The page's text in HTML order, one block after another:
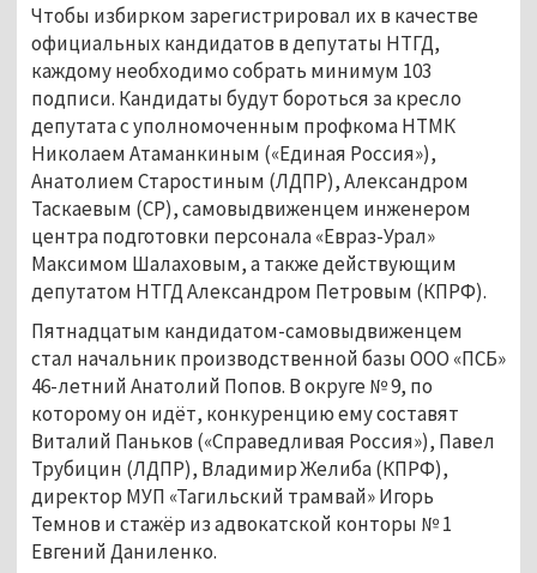
Чтобы избирком зарегистрировал их в качестве
официальных кандидатов в депутаты НТГД,
каждому необходимо собрать минимум 103
подписи. Кандидаты будут бороться за кресло
депутата с уполномоченным профкома НТМК
Николаем Атаманкиным («Единая Россия»),
Анатолием Старостиным (ЛДПР), Александром
Таскаевым (СР), самовыдвиженцем инженером
центра подготовки персонала «Евраз-Урал»
Максимом Шалаховым, а также действующим
депутатом НТГД Александром Петровым (КПРФ).
Пятнадцатым кандидатом-самовыдвиженцем
стал начальник производственной базы ООО «ПСБ»
46-летний Анатолий Попов. В округе № 9, по
которому он идёт, конкуренцию ему составят
Виталий Паньков («Справедливая Россия»), Павел
Трубицин (ЛДПР), Владимир Желиба (КПРФ),
директор МУП «Тагильский трамвай» Игорь
Темнов и стажёр из адвокатской конторы № 1
Евгений Даниленко.